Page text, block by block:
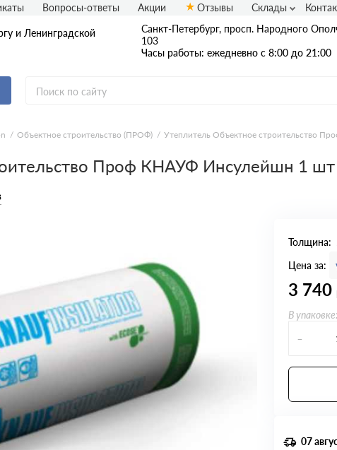
и Ленинградской
Санкт-Петербург, просп. Народного
103
Часы работы: ежедневно с 8:00 до 21:00
Вопросы-ответы Акции Отзывы Склады
Объектное строительство (ПРОФ) Утеплитель Объектное строительство
Проф КНАУФ Инсулейшн 1
Толщина:
Цена за:
3 740
В
-
07